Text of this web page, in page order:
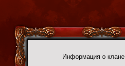
Информация о клане